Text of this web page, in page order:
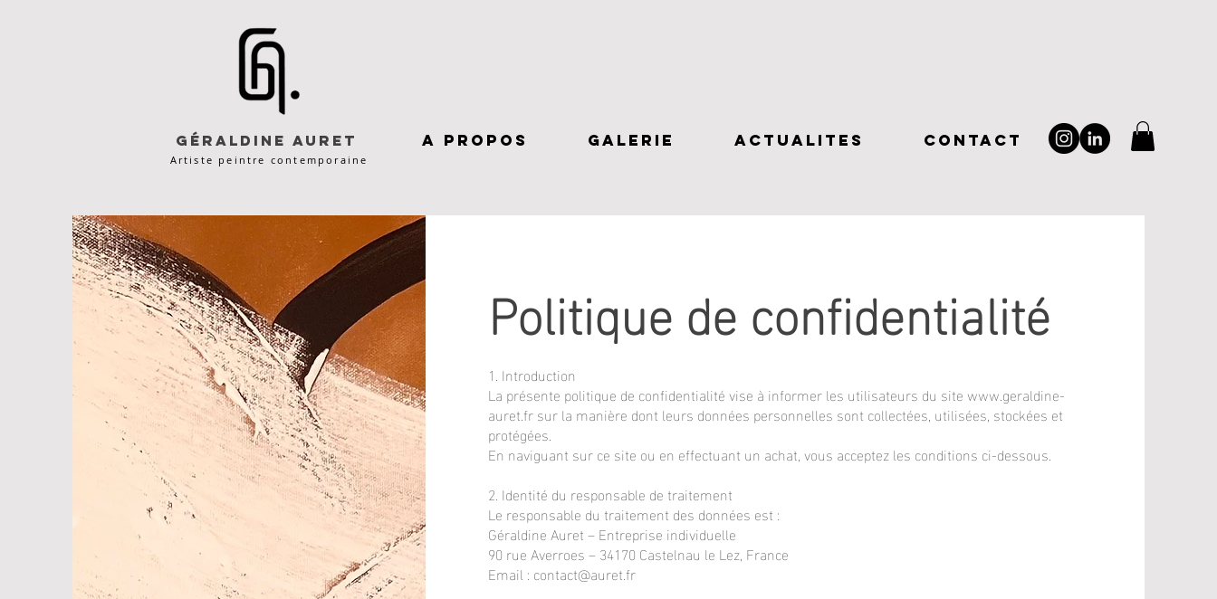
Géraldine Auret
Artiste peintre contemporaine
A PROPOS GALERIE ACTUALITES CONTACT
Politique de confidentialité
1. Introduction
La présente politique de confidentialité vise à informer les utilisateurs du sitewww.geraldine-
auret.frsur la manière dont leurs données personnelles sont collectées, utilisées, stockées et
protégées.
En naviguant sur ce site ou en effectuant un achat, vous acceptez les conditions ci-dessous.
2. Identité du responsable de traitement
Le responsable du traitement des données est :
Géraldine Auret – Entreprise individuelle
90 rue Averroes – 34170 Castelnau le Lez, France
Email : contact@auret.fr